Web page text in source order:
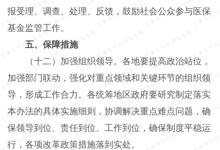
报受理、调查、处理、反馈，鼓励社会公众参与医保
基金监管工作。
五、保障措施
（十二）加强组织领导。各地要提高政治站位，
加强部门联动，强化对重点领域和关键环节的组织领
导，形成工作合力。各统筹地区政府要研究制定落实
本办法的具体实施细则，协调解决重点难点问题，确
保领导到位、责任到位、工作到位，确保制度平稳运
行，各项改革政策措施落到实处。